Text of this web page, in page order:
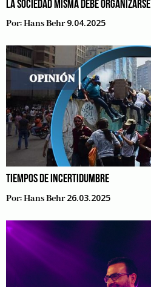
LA SOCIEDAD MISMA DEBE ORGANIZARSE
Por:Hans Behr 9.04.2025
TIEMPOS DE INCERTIDUMBRE
Por:Hans Behr 26.03.2025